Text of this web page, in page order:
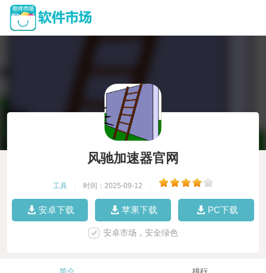
风驰加速器官网
工具 时间：2025-09-12
安卓下载 苹果下载 PC下载
安卓市场，安全绿色